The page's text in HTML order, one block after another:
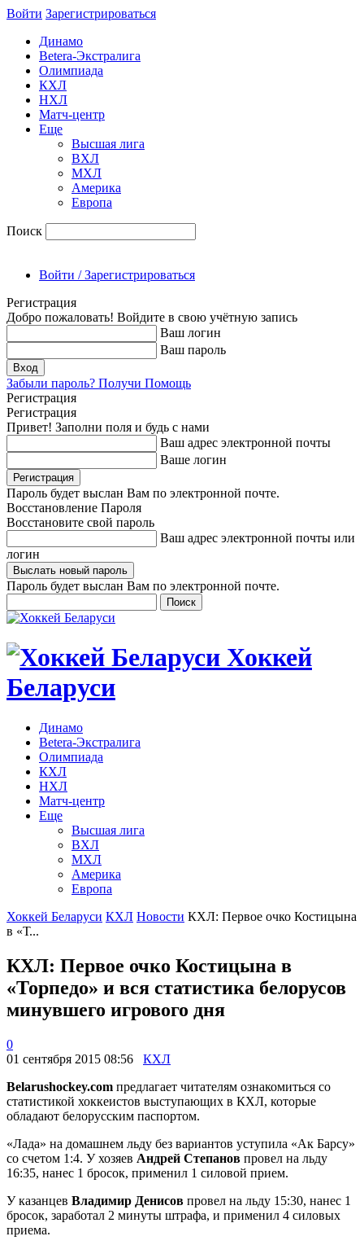
Войти Зарегиcтрироваться
Динамо
Betera-Экстралига
Олимпиада
КХЛ
НХЛ
Матч-центр
Еще
Высшая лига
ВХЛ
МХЛ
Америка
Европа
Поиск
Войти / Зарегистрироваться
Регистрация
Добро пожаловать! Войдите в свою учётную запись
Ваш логин
Ваш пароль
Забыли пароль? Получи Помощь
Регистрация
Регистрация
Привет! Заполни поля и будь с нами
Ваш адрес электронной почты
Ваше логин
Пароль будет выслан Вам по электронной почте.
Восстановление Пароля
Восстановите свой пароль
Ваш адрес электронной почты или
логин
Пароль будет выслан Вам по электронной почте.
Хоккей
Беларуси
Динамо
Betera-Экстралига
Олимпиада
КХЛ
НХЛ
Матч-центр
Еще
Высшая лига
ВХЛ
МХЛ
Америка
Европа
Хоккей Беларуси КХЛ Новости КХЛ: Первое очко Костицына
в «Т...
КХЛ: Первое очко Костицына в
«Торпедо» и вся статистика белорусов
минувшего игрового дня
0
01 сентября 2015 08:56
КХЛ
Belarushockey.com предлагает читателям ознакомиться со
статистикой хоккеистов выступающих в КХЛ, которые
обладают белорусским паспортом.
«Лада» на домашнем льду без вариантов уступила «Ак Барсу»
со счетом 1:4. У хозяев Андрей Степанов провел на льду
16:35, нанес 1 бросок, применил 1 силовой прием.
У казанцев Владимир Денисов провел на льду 15:30, нанес 1
бросок, заработал 2 минуты штрафа, и применил 4 силовых
приема.